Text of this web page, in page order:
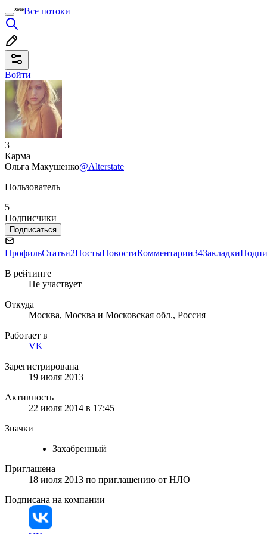
Все потоки
Войти
3
Карма
Ольга Макушенко@Alterstate
Пользователь
5
Подписчики
Подписаться
ПрофильСтатьи2ПостыНовостиКомментарии34Закладки
В рейтинге
Не участвует
Откуда
Москва, Москва и Московская обл., Россия
Работает в
VK
Зарегистрирована
19 июля 2013
Активность
22 июля 2014 в 17:45
Значки
Захабренный
Приглашена
18 июля 2013 по приглашению от НЛО
Подписана на компании